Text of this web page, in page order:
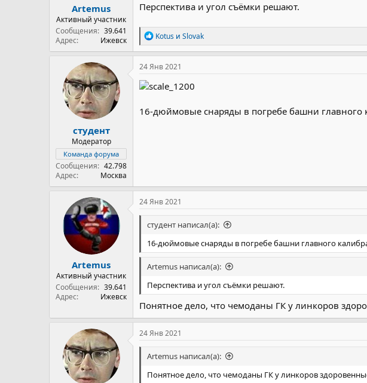
Artemus
Активный участник
Сообщения
39.641
Адрес
Ижевск
Перспектива и угол съёмки решают.
Р
е
а
к
и
и
Kotus и Slovak
студент
Модератор
Команда форума
Сообщения
42.798
Адрес
Москва
24 Янв 2021
16-дюймовые снаряды в погребе башни главного
Artemus
Активный участник
Сообщения
39.641
Адрес
Ижевск
24 Янв 2021
студент написал(а):
16-дюймовые снаряды в погребе башни главного
Artemus написал(а):
Перспектива и угол съёмки решают.
Понятное дело, что чемоданы ГК у линкоров
24 Янв 2021
Artemus написал(а):
Понятное дело, что чемоданы ГК у линкоров